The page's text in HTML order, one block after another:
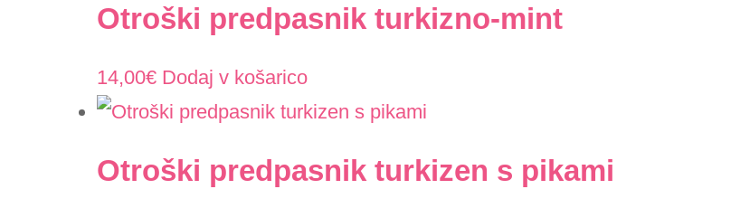
Otroški predpasnik turkizno-mint
14,00€ Dodaj v košarico
Otroški predpasnik turkizen s pikami